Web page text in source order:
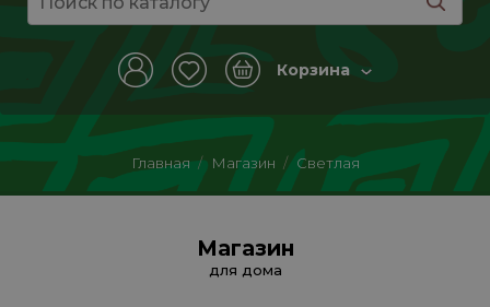
Корзина
Главная / Магазин / Светлая
Магазин
для дома